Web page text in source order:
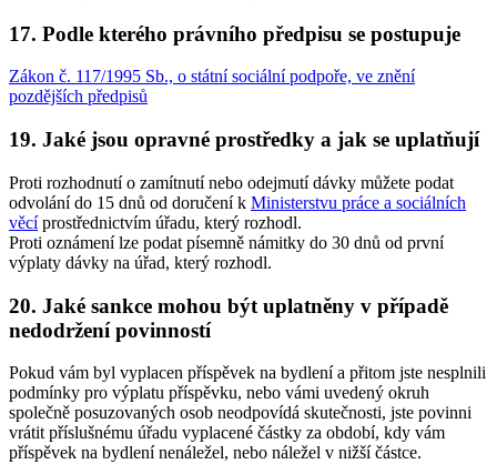
17. Podle kterého právního předpisu se postupuje
Zákon č. 117/1995 Sb., o státní sociální podpoře, ve znění
pozdějších předpisů
19. Jaké jsou opravné prostředky a jak se uplatňují
Proti rozhodnutí o zamítnutí nebo odejmutí dávky můžete podat
odvolání do 15 dnů od doručení k Ministerstvu práce a sociálních
věcíprostřednictvím úřadu, který rozhodl.
Proti oznámení lze podat písemně námitky do 30 dnů od první
výplaty dávky na úřad, který rozhodl.
20. Jaké sankce mohou být uplatněny v případě
nedodržení povinností
Pokud vám byl vyplacen příspěvek na bydlení a přitom jste nesplnili
podmínky pro výplatu příspěvku, nebo vámi uvedený okruh
společně posuzovaných osob neodpovídá skutečnosti, jste povinni
vrátit příslušnému úřadu vyplacené částky za období, kdy vám
příspěvek na bydlení nenáležel, nebo náležel v nižší částce.